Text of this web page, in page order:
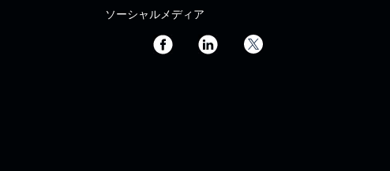
ソーシャルメディア